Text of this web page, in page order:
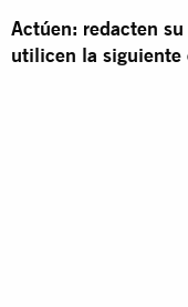
Actúen: redacten
utilicen la siguiente